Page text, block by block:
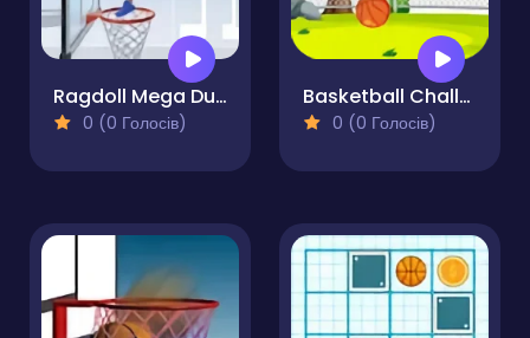
Ragdoll Mega Dunk
0 (0 Голосів)
Basketball Challenge Online Game
0 (0 Голосів)